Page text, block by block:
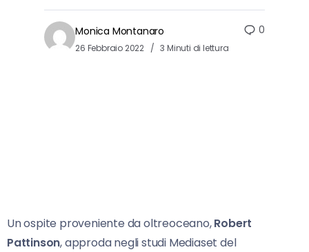
Monica Montanaro
26 Febbraio 2022 3 Minuti di lettura
0
Un ospite proveniente da oltreoceano,Robert
Pattinson, approda negli studi Mediaset del